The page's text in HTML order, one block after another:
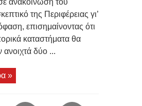
ανακοίνωσή του
της Περιφέρειας γι’
επισημαίνοντας ότι
καταστήματα θα
ανοιχτά δύο ...
»